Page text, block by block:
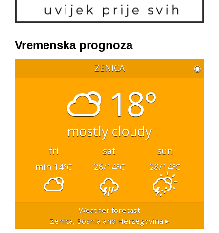
Vremenska prognoza
ZENICA ◉
18°
mostly cloudy
fri sat
sun
min 14°C 26/14°C 28/14°C
Weather forecast
Zenica, Bosnia and Herzegovina ▸